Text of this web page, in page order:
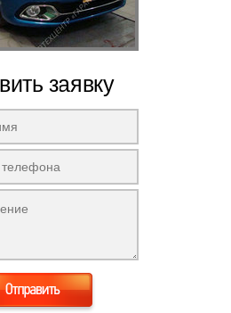
заявку